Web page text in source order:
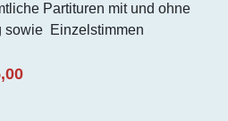
Partituren mit und ohne
sowie Einzelstimmen